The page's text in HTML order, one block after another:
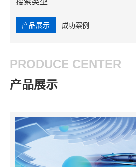
搜索类型
产品展示 成功案例
PRODUCE CENTER
产品展示